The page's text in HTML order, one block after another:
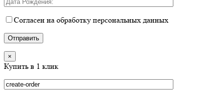
Согласен на обработку персональных данных
×
Купить в 1 клик